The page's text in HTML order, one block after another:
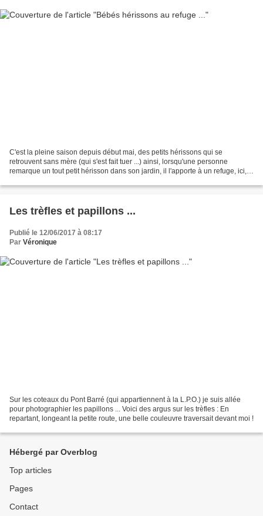
C'est la pleine saison depuis début mai, des petits hérissons qui se
retrouvent sans mère (qui s'est fait tuer ...) ainsi, lorsqu'une personne
remarque un tout petit hérisson dans son jardin, il l'apporte à un refuge, ici,
Les trèfles et papillons ...
Publié le 12/06/2017 à 08:17
Par Véronique
Sur les coteaux du Pont Barré (qui appartiennent à la L.P.O.) je suis allée
pour photographier les papillons ... Voici des argus sur les trèfles : En
repartant, longeant la petite route, une belle couleuvre traversait devant moi !
Hébergé par Overblog
Top articles
Pages
Contact